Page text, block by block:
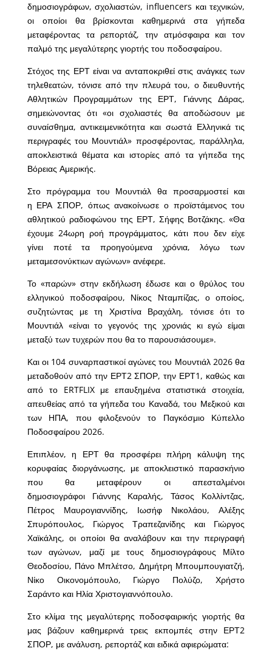
δημοσιογράφων, σχολιαστών, influencers και τεχνικών,
οι οποίοι θα βρίσκονται καθημερινά στα γήπεδα
μεταφέροντας τα ρεπορτάζ, την ατμόσφαιρα και τον
παλμό της μεγαλύτερης γιορτής του ποδοσφαίρου.
Στόχος της ΕΡΤ είναι να ανταποκριθεί στις ανάγκες των
τηλεθεατών, τόνισε από την πλευρά του, ο διευθυντής
Αθλητικών Προγραμμάτων της ΕΡΤ, Γιάννης Δάρας,
σημειώνοντας ότι «οι σχολιαστές θα αποδώσουν με
συναίσθημα, αντικειμενικότητα και σωστά Ελληνικά τις
περιγραφές του Μουντιάλ» προσφέροντας, παράλληλα,
αποκλειστικά θέματα και ιστορίες από τα γήπεδα της
Βόρειας Αμερικής.
Στο πρόγραμμα του Μουντιάλ θα προσαρμοστεί και
η ΕΡΑ ΣΠΟΡ, όπως ανακοίνωσε ο προϊστάμενος του
αθλητικού ραδιοφώνου της ΕΡΤ, Σήφης Βοτζάκης. «Θα
έχουμε 24ωρη ροή προγράμματος, κάτι που δεν είχε
γίνει ποτέ τα προηγούμενα χρόνια, λόγω των
μεταμεσονύκτιων αγώνων» ανέφερε.
Το «παρών» στην εκδήλωση έδωσε και ο θρύλος του
ελληνικού ποδοσφαίρου, Νίκος Νταμπίζας, ο οποίος,
συζητώντας με τη Χριστίνα Βραχάλη, τόνισε ότι το
Μουντιάλ «είναι το γεγονός της χρονιάς κι εγώ είμαι
μεταξύ των τυχερών που θα το παρουσιάσουμε».
Και οι 104 συναρπαστικοί αγώνες του Μουντιάλ 2026 θα
μεταδοθούν από την ΕΡΤ2 ΣΠΟΡ, την ΕΡΤ1, καθώς και
από το ERTFLIX με επαυξημένα στατιστικά στοιχεία,
απευθείας από τα γήπεδα του Καναδά, του Μεξικού και
των ΗΠΑ, που φιλοξενούν το Παγκόσμιο Κύπελλο
Ποδοσφαίρου 2026.
Επιπλέον, η ΕΡΤ θα προσφέρει πλήρη κάλυψη της
κορυφαίας διοργάνωσης, με αποκλειστικό παρασκήνιο
που θα μεταφέρουν οι απεσταλμένοι
δημοσιογράφοι Γιάννης Καραλής, Τάσος Κολλίντζας,
Πέτρος Μαυρογιαννίδης, Ιωσήφ Νικολάου, Αλέξης
Σπυρόπουλος, Γιώργος Τραπεζανίδης και Γιώργος
Χαϊκάλης, οι οποίοι θα αναλάβουν και την περιγραφή
των αγώνων, μαζί με τους δημοσιογράφους Μίλτο
Θεοδοσίου, Πάνο Μπλέτσο, Δημήτρη Μπουμπουγιατζή,
Νίκο Οικονομόπουλο, Γιώργο Πολύζο, Χρήστο
Σαράντο και Ηλία Χριστογιαννόπουλο.
Στο κλίμα της μεγαλύτερης ποδοσφαιρικής γιορτής θα
μας βάζουν καθημερινά τρεις εκπομπές στην ΕΡΤ2
ΣΠΟΡ, με ανάλυση, ρεπορτάζ και ειδικά αφιερώματα: